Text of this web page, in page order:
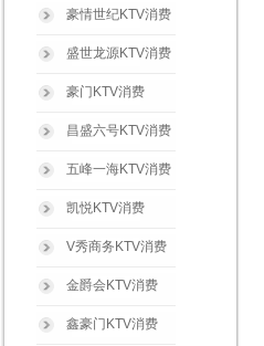
豪情世纪KTV消费
盛世龙源KTV消费
豪门KTV消费
昌盛六号KTV消费
五峰一海KTV消费
凯悦KTV消费
V秀商务KTV消费
金爵会KTV消费
鑫豪门KTV消费